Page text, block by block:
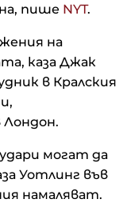
пише NYT.
на
каза Джак
в Кралския
Лондон.
могат да
Уотлинг във
намаляват.